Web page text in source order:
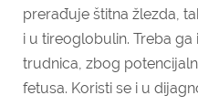
prerađuje štitna žlezda,
i u tireoglobulin. Treba
trudnica, zbog
fetusa. Koristi se i u